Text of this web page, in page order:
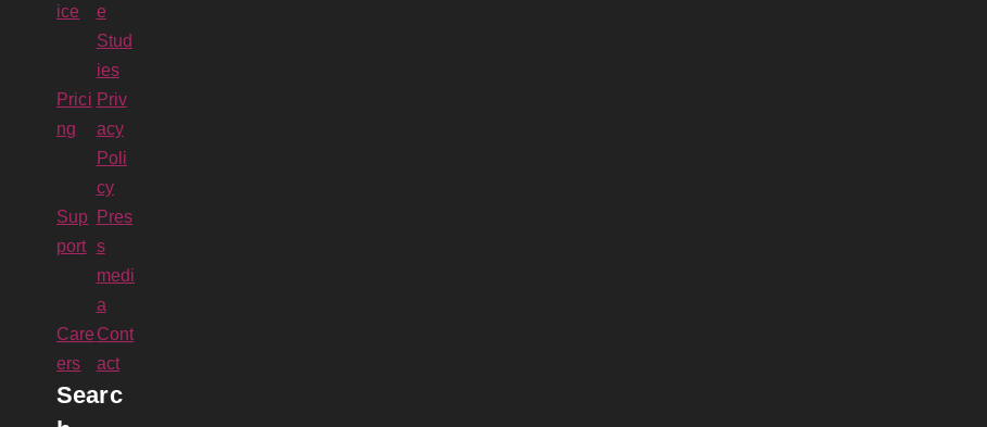
ice
e
Stud
ies
Prici
ng
Priv
acy
Poli
cy
Sup
port
Pres
s
medi
a
Care
ers
Cont
act
Searc